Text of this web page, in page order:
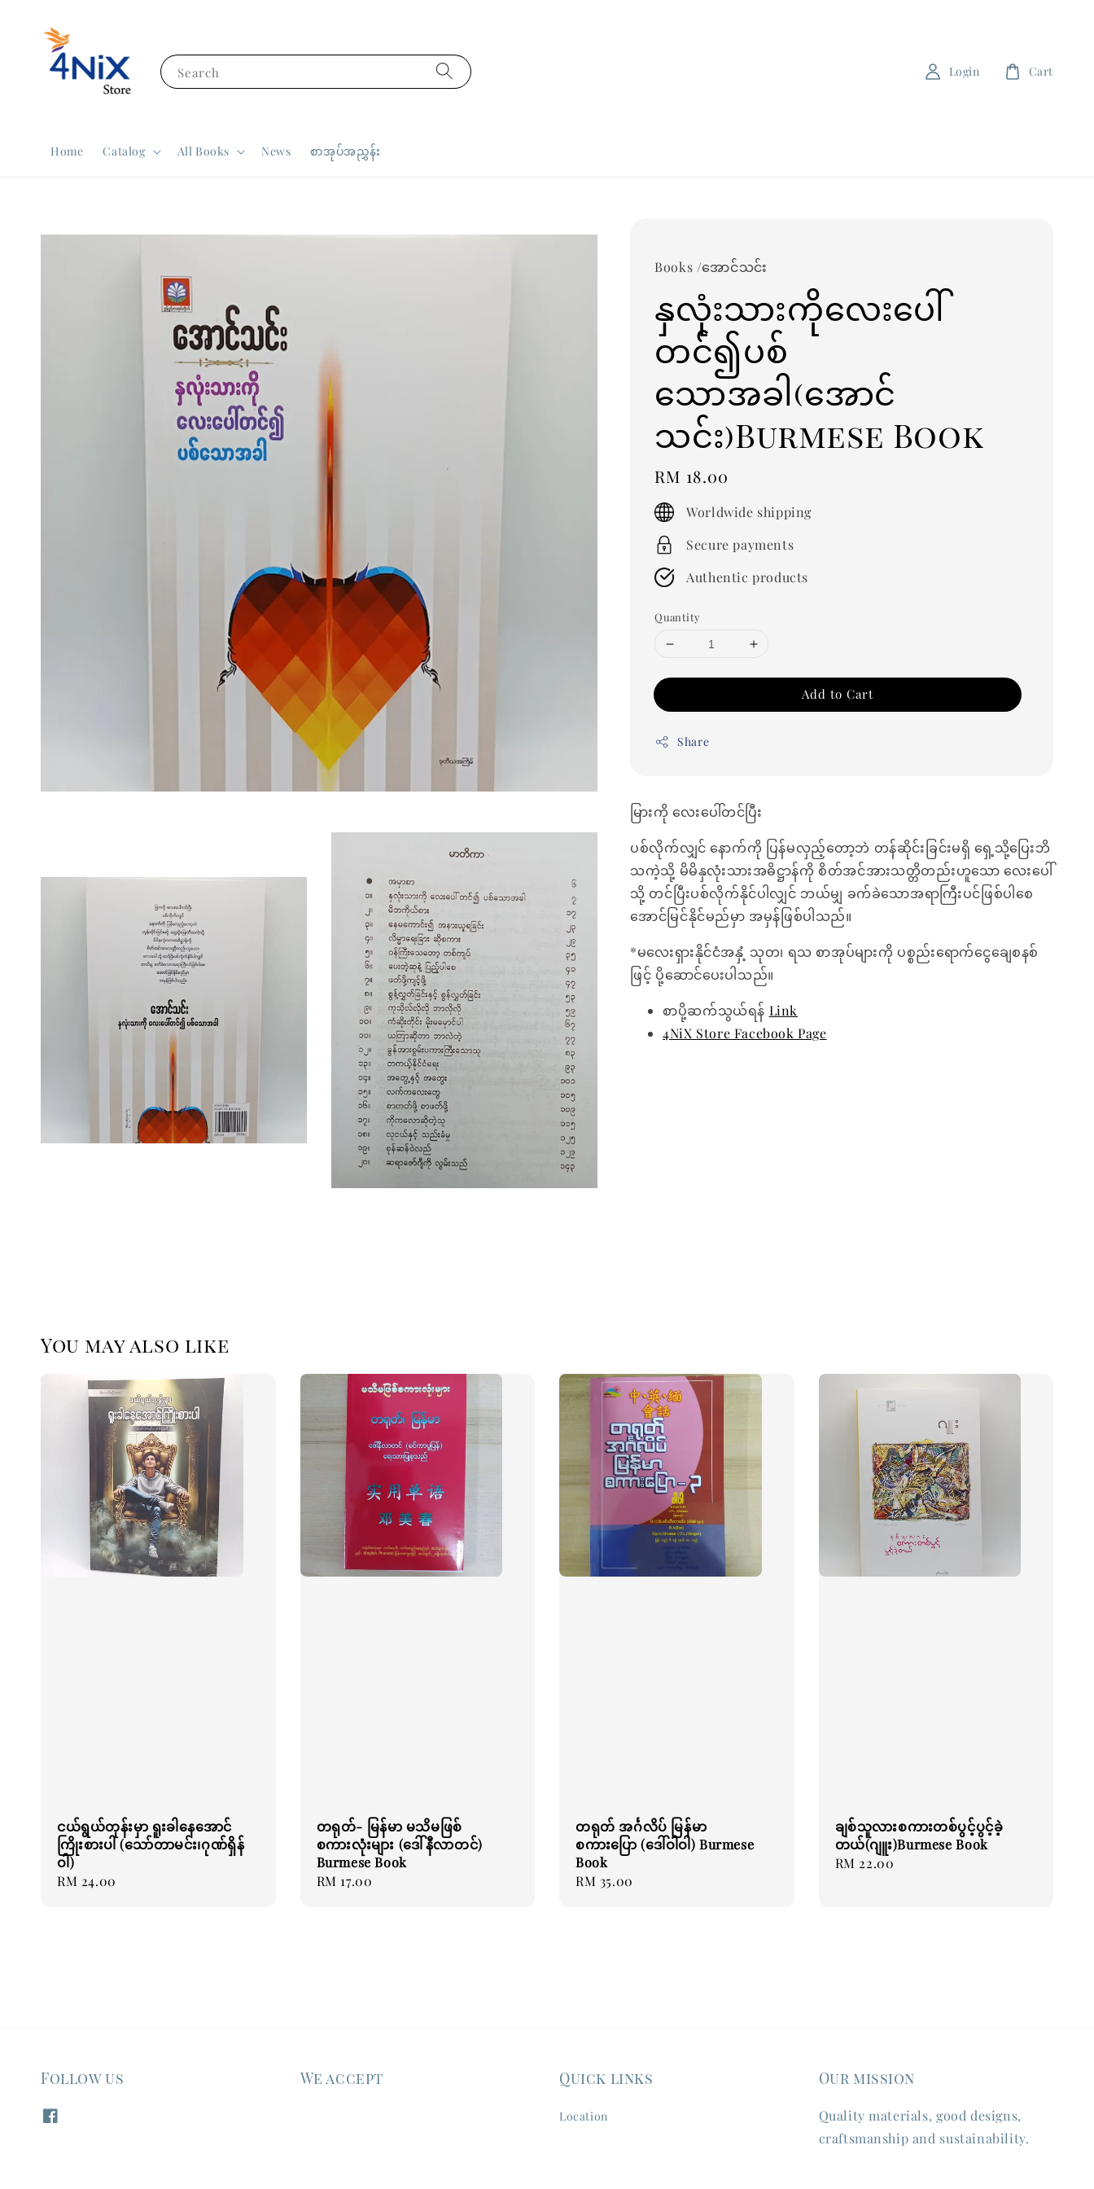
Search
Home Catalog All Books News စာအုပ်အညွှန်း
Login Cart
Books /အောင်သင်း
နှလုံးသားကိုလေးပေါ်
တင်၍ပစ်
သောအခါ(အောင်
သင်း)Burmese Book
Regular
price
RM 18.00
Worldwide shipping
Secure payments
Authentic products
Quantity
Add to Cart
Share
မြားကို လေးပေါ်တင်ပြီး
ပစ်လိုက်လျှင် နောက်ကို ပြန်မလှည့်တော့ဘဲ တန်ဆိုင်းခြင်းမရှိ ရှေ့သို့ပြေးဘိ
သကဲ့သို့ မိမိနှလုံးသားအဓိဋ္ဌာန်ကို စိတ်အင်အားသတ္တိတည်းဟူသော လေးပေါ်
သို့ တင်ပြီးပစ်လိုက်နိုင်ပါလျှင် ဘယ်မျှ ခက်ခဲသောအရာကြီးပင်ဖြစ်ပါစေ
အောင်မြင်နိုင်မည်မှာ အမှန်ဖြစ်ပါသည်။
*မလေးရှားနိုင်ငံအနှံ့ သုတ၊ ရသ စာအုပ်များကို ပစ္စည်းရောက်ငွေချေစနစ်
ဖြင့် ပို့ဆောင်ပေးပါသည်။
စာပို့ဆက်သွယ်ရန် Link
4NiX Store Facebook Page
You may also like
ငယ်ရွယ်တုန်းမှာ ရူးခါနေအောင်
ကြိုးစားပါ (သော်တာမင်း၊ဂုဏ်ရှိန်
ဝါ)
Regular
RM 24.00
တရုတ်- မြန်မာ မသိမဖြစ်
စကားလုံးများ (ဒေါ်နီလာတင်)
Burmese Book
Regular
RM 17.00
တရုတ် အင်္ဂလိပ် မြန်မာ
စကားပြော (ဒေါ်ဝါဝါ) Burmese
Book
Regular
RM 35.00
ချစ်သူလားစကားတစ်ပွင့်ပွင့်ခဲ့
တယ်(ဂျူး)Burmese Book
Regular
RM 22.00
Follow us We accept Quick links
Location
Our mission
Quality materials, good designs,
craftsmanship and sustainability.